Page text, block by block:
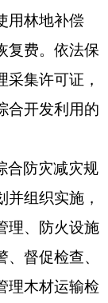
用林地补偿
复费。 依法保
集许可证，
合开发利用的
合防灾减灾规
并组织实施，
理、防火设施
、督促检查、
理木材运输检